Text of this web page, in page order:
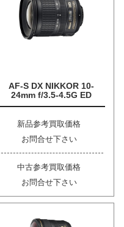
AF-S DX NIKKOR 10-
24mm f/3.5-4.5G ED
新品参考買取価格
お問合せ下さい
中古参考買取価格
お問合せ下さい